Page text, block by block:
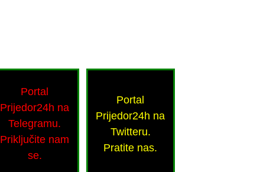
Portal
Prijedor24h na
Telegramu.
Priključite nam
se.
Portal
Prijedor24h na
Twitteru.
Pratite nas.